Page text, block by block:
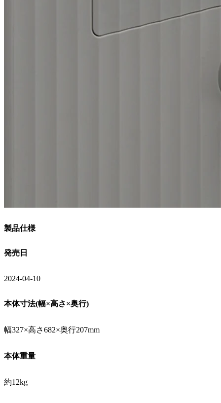
製品仕様
発売日
2024-04-10
本体寸法(幅×高さ×奥行)
幅327×高さ682×奥行207mm
本体重量
約12kg